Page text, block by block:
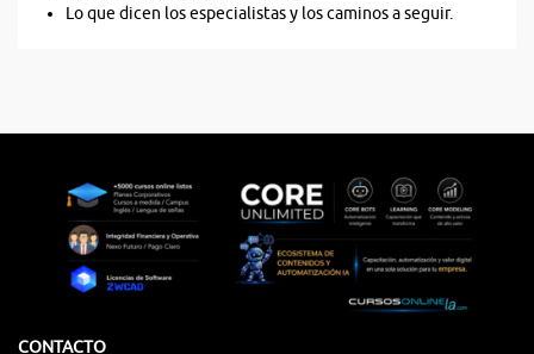
Lo que dicen los especialistas y los caminos a seguir.
CONTACTO